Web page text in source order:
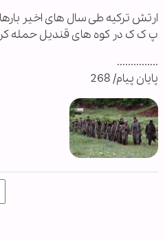
ارتش ترکیه طی سال های اخیر
پ ک ک در کوه های قندیل حمله
...............
پایان پیام/ 268